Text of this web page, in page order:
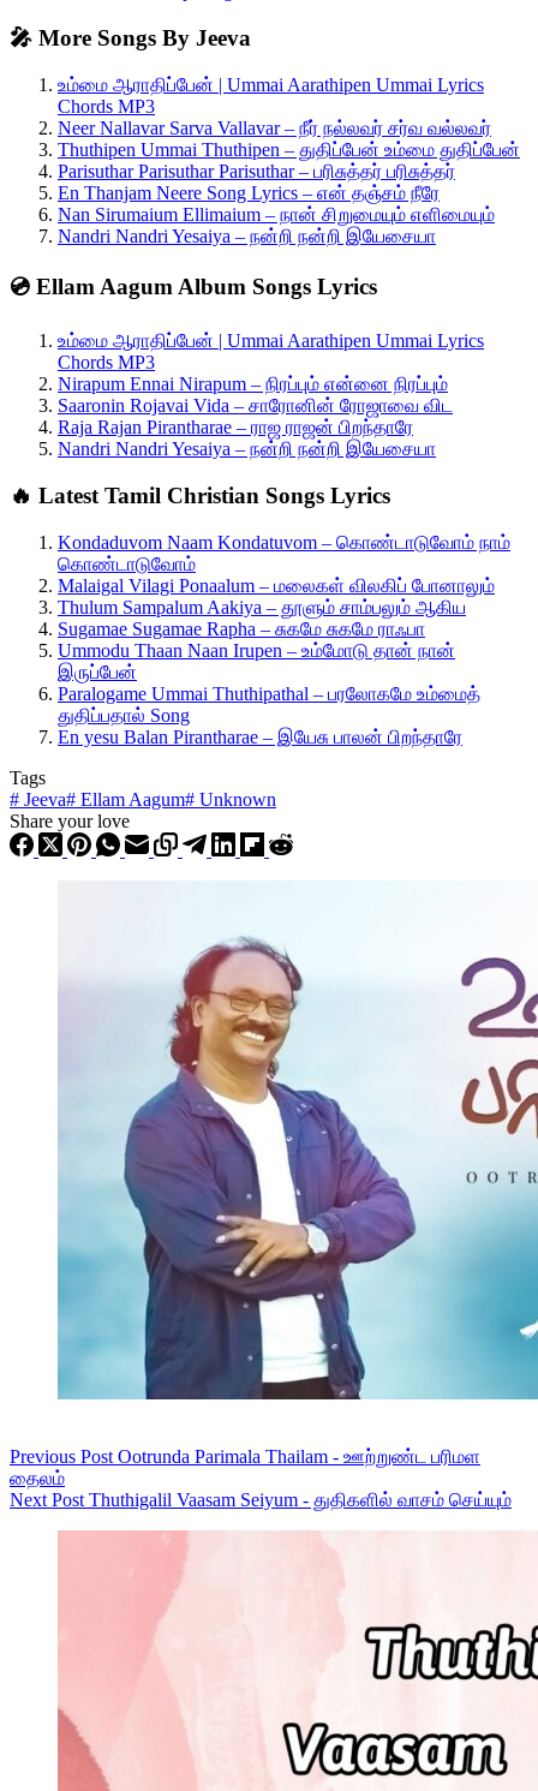
🎤 More Songs By Jeeva
உம்மை ஆராதிப்பேன் | Ummai Aarathipen Ummai Lyrics
Chords MP3
Neer Nallavar Sarva Vallavar – நீர் நல்லவர் சர்வ வல்லவர்
Thuthipen Ummai Thuthipen – துதிப்பேன் உம்மை துதிப்பேன்
Parisuthar Parisuthar Parisuthar – பரிசுத்தர் பரிசுத்தர்
En Thanjam Neere Song Lyrics – என் தஞ்சம் நீரே
Nan Sirumaium Ellimaium – நான் சிறுமையும் எளிமையும்
Nandri Nandri Yesaiya – நன்றி நன்றி இயேசையா
💿 Ellam Aagum Album Songs Lyrics
உம்மை ஆராதிப்பேன் | Ummai Aarathipen Ummai Lyrics
Chords MP3
Nirapum Ennai Nirapum – நிரப்பும் என்னை நிரப்பும்
Saaronin Rojavai Vida – சாரோனின் ரோஜாவை விட
Raja Rajan Pirantharae – ராஜ ராஜன் பிறந்தாரே
Nandri Nandri Yesaiya – நன்றி நன்றி இயேசையா
🔥 Latest Tamil Christian Songs Lyrics
Kondaduvom Naam Kondatuvom – கொண்டாடுவோம் நாம்
கொண்டாடுவோம்
Malaigal Vilagi Ponaalum – மலைகள் விலகிப் போனாலும்
Thulum Sampalum Aakiya – தூளும் சாம்பலும் ஆகிய
Sugamae Sugamae Rapha – சுகமே சுகமே ராஃபா
Ummodu Thaan Naan Irupen – உம்மோடு தான் நான்
இருப்பேன்
Paralogame Ummai Thuthipathal – பரலோகமே உம்மைத்
துதிப்பதால் Song
En yesu Balan Pirantharae – இயேசு பாலன் பிறந்தாரே
Tags
# Jeeva# Ellam Aagum# Unknown
Share your love
Previous Post Ootrunda Parimala Thailam - ஊற்றுண்ட பரிமள
தைலம்
Next Post Thuthigalil Vaasam Seiyum - துதிகளில் வாசம் செய்யும்